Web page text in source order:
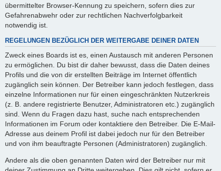
übermittelter Browser-Kennung zu speichern, sofern dies zur
Gefahrenabwehr oder zur rechtlichen Nachverfolgbarkeit
notwendig ist.
REGELUNGEN BEZÜGLICH DER WEITERGABE DEINER DATEN
Zweck eines Boards ist es, einen Austausch mit anderen Personen
zu ermöglichen. Du bist dir daher bewusst, dass die Daten deines
Profils und die von dir erstellten Beiträge im Internet öffentlich
zugänglich sein können. Der Betreiber kann jedoch festlegen, dass
einzelne Informationen nur für einen eingeschränkten Nutzerkreis
(z. B. andere registrierte Benutzer, Administratoren etc.) zugänglich
sind. Wenn du Fragen dazu hast, suche nach entsprechenden
Informationen im Forum oder kontaktiere den Betreiber. Die E-Mail-
Adresse aus deinem Profil ist dabei jedoch nur für den Betreiber
und von ihm beauftragte Personen (Administratoren) zugänglich.
Andere als die oben genannten Daten wird der Betreiber nur mit